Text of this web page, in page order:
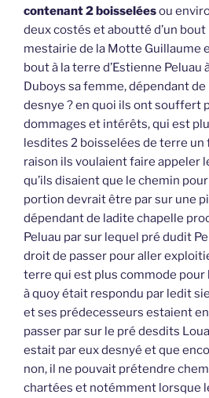
contenant 2 boisseléesou
deux costés et aboutté d’un bout
mestairie de la Motte Guillaume
bout à la terre d’Estienne Peluau
Duboys sa femme, dépendant
desnye ? en quoi ils ont souffert
dommages et intérêts, qui est
lesdites 2 boisselées de terre un
raison ils voulaient faire appeler
qu’ils disaient que le chemin
portion devrait être par sur une
dépendant de ladite chapelle
Peluau par sur lequel pré dudit
droit de passer pour aller
terre qui est plus commode pour
à quoy était respondu par ledit
et ses prédecesseurs estaient
passer par sur le pré desdits
estait par eux desnyé et que
non, il ne pouvait prétendre
chartées et notémment lorsque